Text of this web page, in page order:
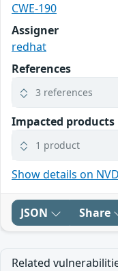
CWE-190
Assigner
redhat
References
3 references
Impacted products
1 product
Show details on
JSON Share
Related